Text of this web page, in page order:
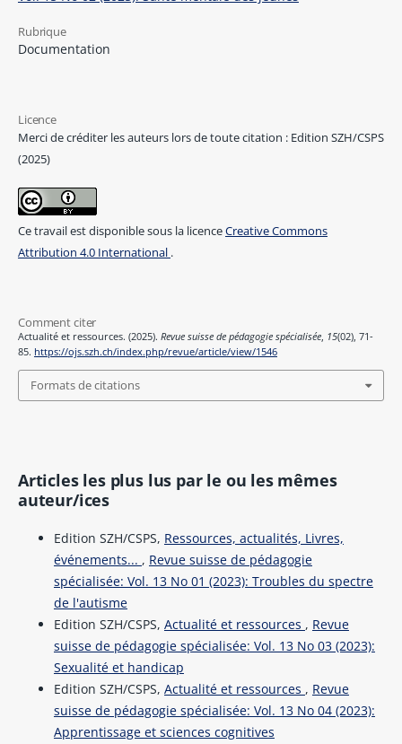
Rubrique
Documentation
Licence
Merci de créditer les auteurs lors de toute citation : Edition SZH/CSPS
(2025)
Ce travail est disponible sous la licenceCreative Commons
Attribution 4.0 International .
Comment citer
Actualité et ressources. (2025). Revue suisse de pédagogie spécialisée, 15(02), 71-
85. https://ojs.szh.ch/index.php/revue/article/view/1546
Formats de citations
Articles les plus lus par le ou les mêmes
auteur/ices
Edition SZH/CSPS, Ressources, actualités, Livres,
événements... , Revue suisse de pédagogie
spécialisée: Vol. 13 No 01 (2023): Troubles du spectre
de l'autisme
Edition SZH/CSPS, Actualité et ressources , Revue
suisse de pédagogie spécialisée: Vol. 13 No 03 (2023):
Sexualité et handicap
Edition SZH/CSPS, Actualité et ressources , Revue
suisse de pédagogie spécialisée: Vol. 13 No 04 (2023):
Apprentissage et sciences cognitives